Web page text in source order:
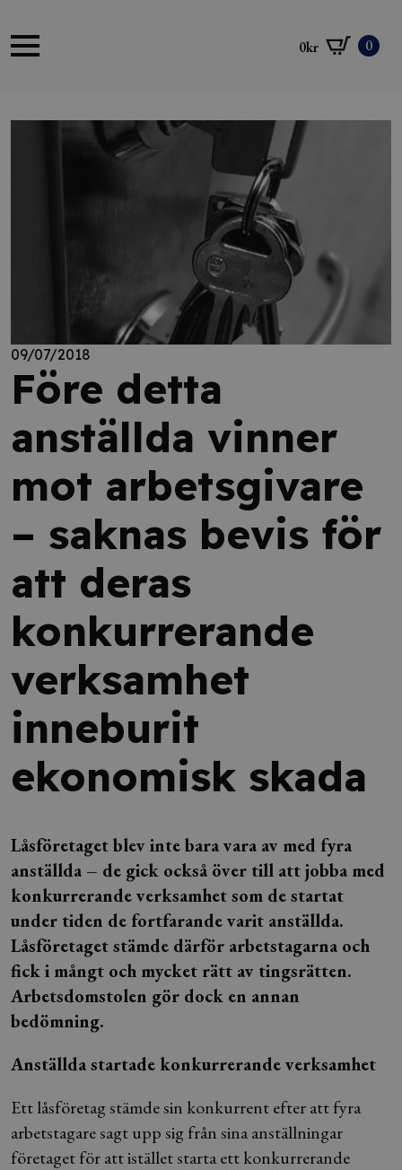
0kr 0
09/07/2018
Före detta
anställda vinner
mot arbetsgivare
– saknas bevis för
att deras
konkurrerande
verksamhet
inneburit
ekonomisk skada
Låsföretaget blev inte bara vara av med fyra
anställda – de gick också över till att jobba med
konkurrerande verksamhet som de startat
under tiden de fortfarande varit anställda.
Låsföretaget stämde därför arbetstagarna och
fick i mångt och mycket rätt av tingsrätten.
Arbetsdomstolen gör dock en annan
bedömning.
Anställda startade konkurrerande verksamhet
Ett låsföretag stämde sin konkurrent efter att fyra
arbetstagare sagt upp sig från sina anställningar
företaget för att istället starta ett konkurrerande